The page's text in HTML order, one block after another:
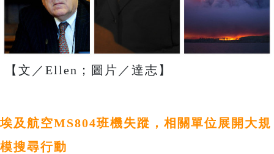
【文／Ellen；圖片／達志】
埃及航空MS804班機失蹤，相關單位展開大規
模搜尋行動